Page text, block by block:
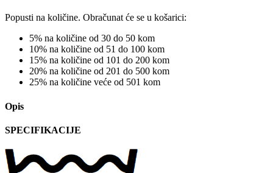
Popusti na količine. Obračunat će se u košarici:
5% na količine od 30 do 50 kom
10% na količine od 51 do 100 kom
15% na količine od 101 do 200 kom
20% na količine od 201 do 500 kom
25% na količine veće od 501 kom
Opis
SPECIFIKACIJE